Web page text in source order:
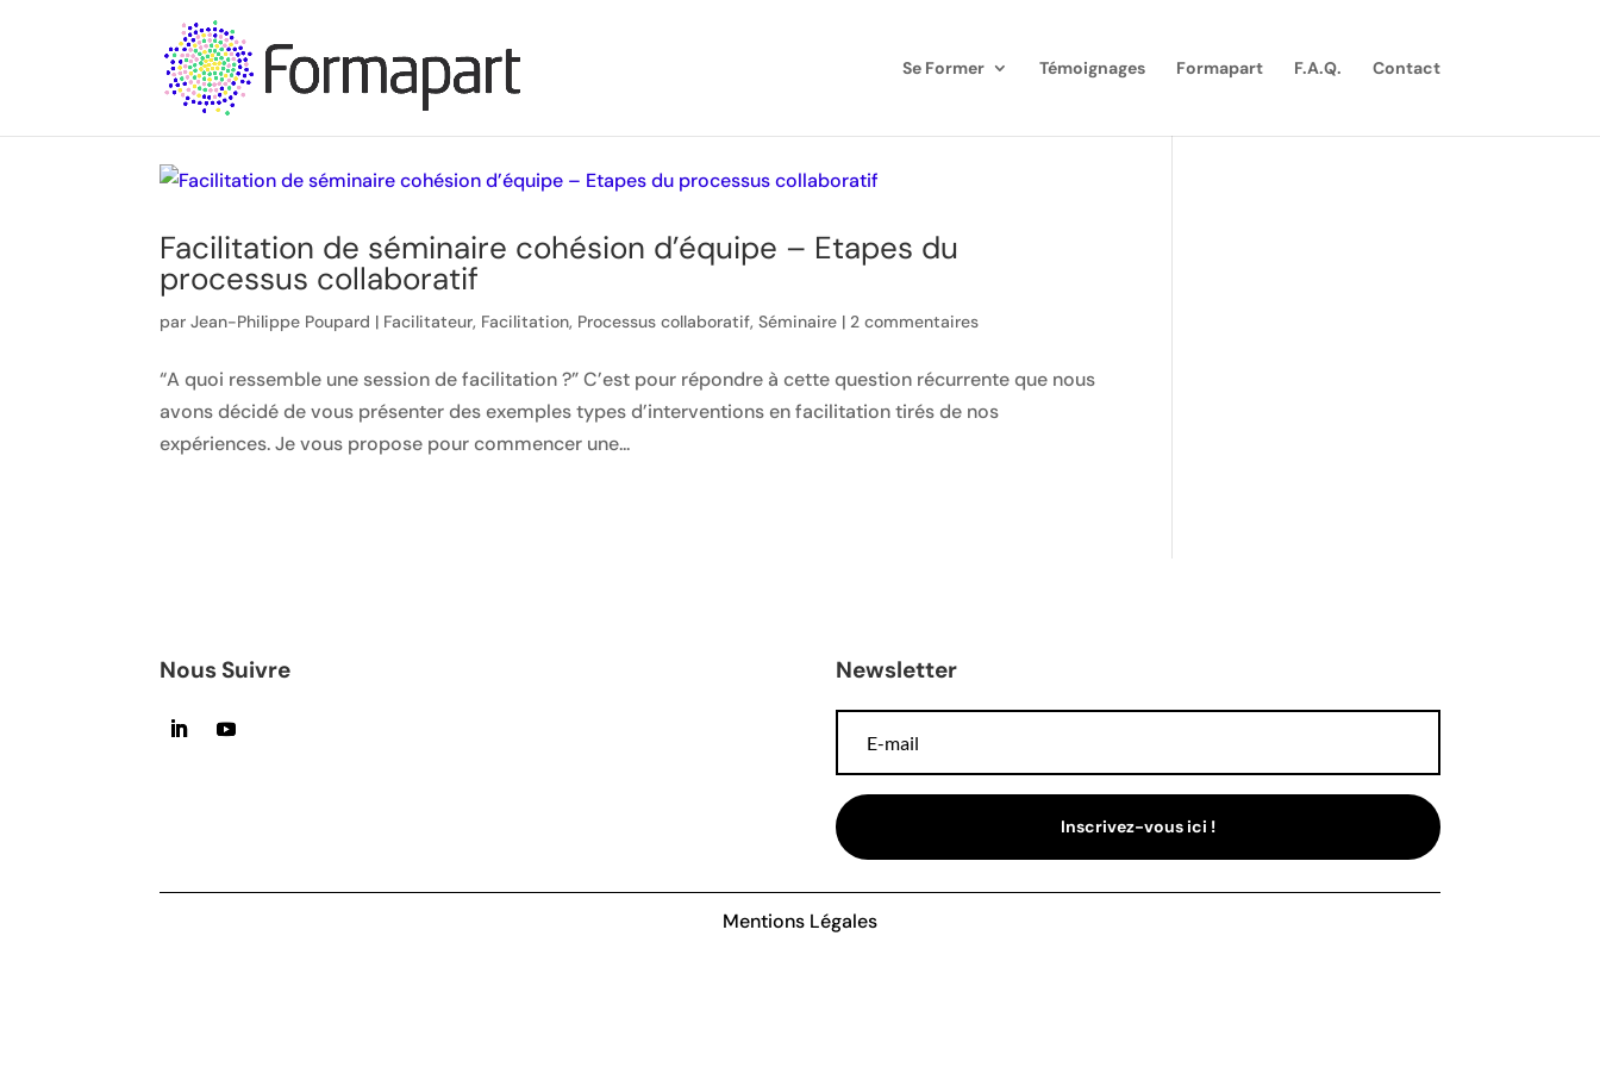
Se Former Témoignages Formapart F.A.Q. Contact
Facilitation de séminaire cohésion d’équipe – Etapes du
processus collaboratif
parJean-Philippe Poupard | Facilitateur, Facilitation, Processus collaboratif,Séminaire |2 commentaires
“A quoi ressemble une session de facilitation ?” C’est pour répondre à cette question récurrente que nous
avons décidé de vous présenter des exemples types d’interventions en facilitation tirés de nos
expériences. Je vous propose pour commencer une...
Nous Suivre Newsletter
Inscrivez-vous ici !
Mentions Légales